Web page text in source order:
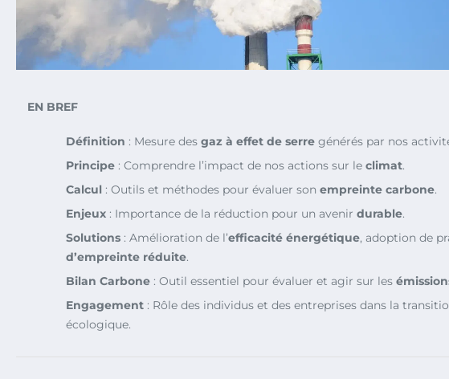
EN BREF
Définition : Mesure des gaz à effet de serre générés par nos
Principe : Comprendre l’impact de nos actions sur le climat.
Calcul : Outils et méthodes pour évaluer son empreinte carbone.
Enjeux : Importance de la réduction pour un avenir durable.
Solutions : Amélioration de l’efficacité énergétique, adoption de
d’empreinte réduite.
Bilan Carbone : Outil essentiel pour évaluer et agir sur les
Engagement : Rôle des individus et des entreprises dans la
écologique.